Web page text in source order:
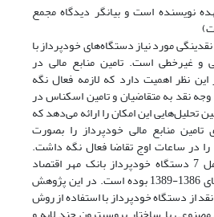
نویسنده است و بیانگر دیدگاه مجمع
مورد نیاز دستگاه‌های خودپرداز با
و غیرخطی است. تامین منابع مالی در
این نظر اهمیت دارد که لازمه فعال نگه
وجه نقد به متقاضیان و تامین اسکناس در
تحلیل‌هایی این امکان را ارائه می‌دهد که
تامین منابع مالی خودپرداز را بصورت
در ساعات اوج تقاضا فعال نگه داشت.
نمونه آماری پژوهش شامل 7 دستگاه خودپرداز بانک مهر اقتصاد
خراسان رضوی طی سال‌های 1386-1389 بوده است. در این پژوهش
از دستگاه خودپرداز با استفاده از روش